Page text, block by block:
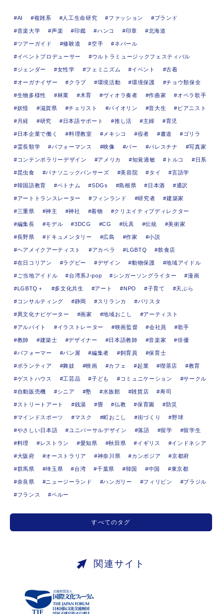
AI 複雑系 人工生命研究 ファッション ブランド
音楽大学 声楽 印鑑 ハンコ 印章 北海道
ツアーガイド 修験道 空手 ネパール
イベントプロデューサー ウルトラミュージックフェスティバル
ジェンダー 女性学 フェミニズム イベント 古着
オーガナイザー クラブ 環境活動 環境保護 チョウ類保全
生物多様性 林業 木育 ヴィオラ奏者 作曲家 オペラ歌手
妖怪 滋賀県 チェリスト バイオリン 音大生 ピアニスト
月経 研究 日本語サポート 推し活 主婦 育児
日本企業で働く 料理教室 メキシコ 役者 書道 ゴリラ
霊長類学 パフォーマンス 映像 バー パレスチナ 写真家
コンテンポラリーデザイン アメリカ 知覚過敏 トルコ 日系
昆虫食 パナソニックパンサーズ 美容院 タイ 言語学
韓国語教育 ベトナム SDGs 島根県 日本酒 通訳
アートトランスレーター フィンランド 研究者 建築家
三重県 神主 神社 着物 クリエイティブディレクター
編集長 モデル 3DCG CG 玩具 伝統 美術家
長野県 ドキュメンタリー 広島 作家 小説
ヘアメイクアーティスト アカペラ LGBTQ 飲食店
在日コリアン ラグビー デザイン 動物保護 地域アイドル
ご当地アイドル 台湾系J-pop シンガーソングライター 漫画
LGBTQ＋ 多文化共生 アート NPO 子育て 天ぷら
コンサルティング 静岡 スリランカ バリスタ
異文化ナビゲーター 画家 地域おこし アーティスト
アルバイト イラストレーター 映画監督 会社員 歌手
教師 建築士 デザイナー 日本語教師 音楽家 俳優
パフォーマー パン屋 編集者 飼育員 保育士
ボランティア 舞妓 映画 カフェ 起業 喫茶店 教育
ゲストハウス 工芸品 子ども コミュニケーション サークル
自動販売機 シニア 塾 水族館 雑貨店 寿司
ストリートアート 銭湯 畳 仏教 保育園 防災
マインドスポーツ マスク 町おこし 街づくり 野球
やさしい日本語 ユニバーサルデザイン 落語 留学 留学生
料理 レストラン 愛知県 秋田県 イギリス インドネシア
大阪府 オーストラリア 神奈川県 カンボジア 京都府
群馬県 埼玉県 台湾 千葉県 韓国 中国 東京都
奈良県 ニュージーランド ハンガリー フィリピン ブラジル
フランス ペルー
すべてのタグ
関連サイト